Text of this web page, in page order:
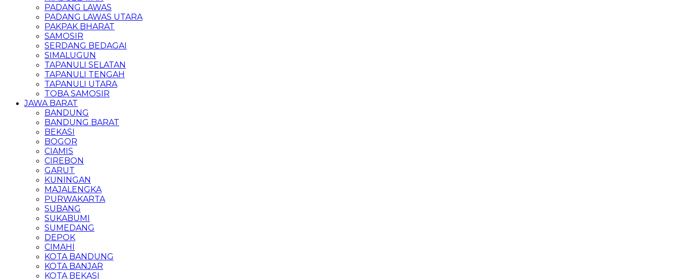
PADANG LAWAS
PADANG LAWAS UTARA
PAKPAK BHARAT
SAMOSIR
SERDANG BEDAGAI
SIMALUGUN
TAPANULI SELATAN
TAPANULI TENGAH
TAPANULI UTARA
TOBA SAMOSIR
JAWA BARAT
BANDUNG
BANDUNG BARAT
BEKASI
BOGOR
CIAMIS
CIREBON
GARUT
KUNINGAN
MAJALENGKA
PURWAKARTA
SUBANG
SUKABUMI
SUMEDANG
DEPOK
CIMAHI
KOTA BANDUNG
KOTA BANJAR
KOTA BEKASI